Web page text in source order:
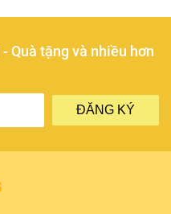
Quà tặng và nhiều hơn
ĐĂNG KÝ